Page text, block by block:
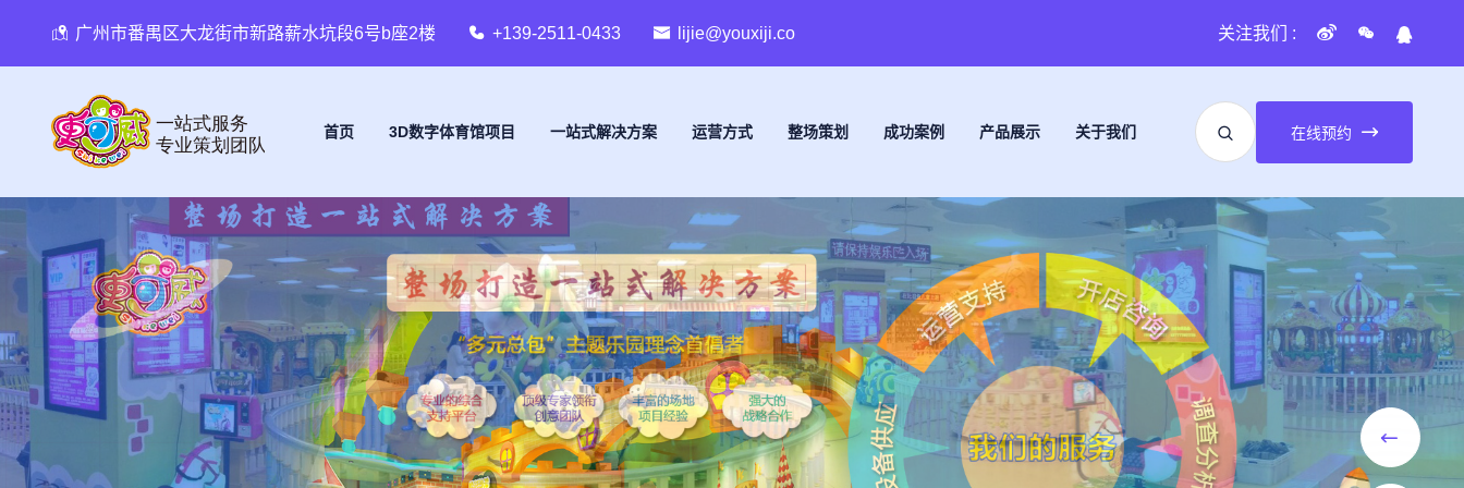
广州市番禺区大龙街市新路薪水坑段6号b座2楼 +139-2511-0433 lijie@youxiji.co 关注我们 :
首页 3D数字体育馆项目 一站式解决方案 运营方式 整场策划 成功案例 产品展示 关于我们 在线预约